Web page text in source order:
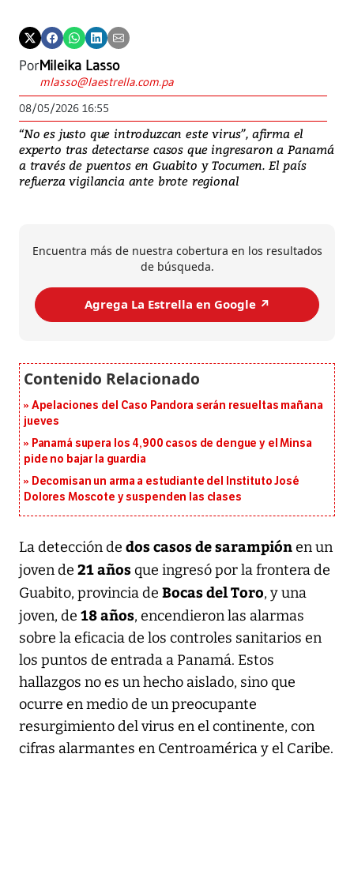
PorMileika Lasso
mlasso@laestrella.com.pa
08/05/2026 16:55
“No es justo que introduzcan este virus”, afirma el
experto tras detectarse casos que ingresaron a Panamá
a través de puentos en Guabito y Tocumen. El país
refuerza vigilancia ante brote regional
Encuentra más de nuestra cobertura en los resultados
de búsqueda.
Agrega La Estrella en Google ↗️
Apelaciones del Caso Pandora serán resueltas mañana
jueves
Panamá supera los 4,900 casos de dengue y el Minsa
pide no bajar la guardia
Decomisan un arma a estudiante del Instituto José
Dolores Moscote y suspenden las clases
La detección de dos casos de sarampiónen un
joven de 21 añosque ingresó por la frontera de
Guabito, provincia de Bocas del Toro, y una
joven, de 18 años, encendieron las alarmas
sobre la eficacia de los controles sanitarios en
los puntos de entrada a Panamá. Estos
hallazgos no es un hecho aislado, sino que
ocurre en medio de un preocupante
resurgimiento del virus en el continente, con
cifras alarmantes en Centroamérica y el Caribe.